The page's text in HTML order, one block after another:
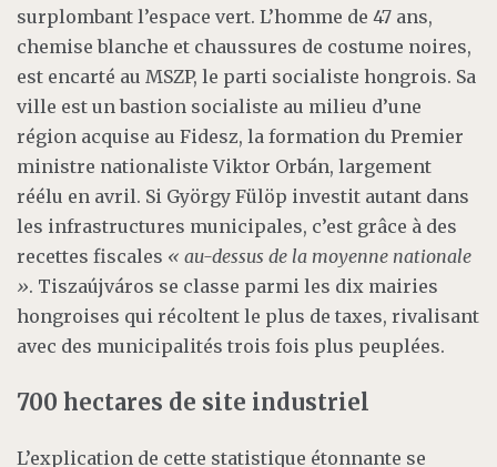
surplombant l’espace vert. L’homme de 47 ans,
chemise blanche et chaussures de costume noires,
est encarté au MSZP, le parti socialiste hongrois. Sa
ville est un bastion socialiste au milieu d’une
région acquise au Fidesz, la formation du Premier
ministre nationaliste Viktor Orbán, largement
réélu en avril. Si György Fülöp investit autant dans
les infrastructures municipales, c’est grâce à des
recettes fiscales « au-dessus de la moyenne nationale
». Tiszaújváros se classe parmi les dix mairies
hongroises qui récoltent le plus de taxes, rivalisant
avec des municipalités trois fois plus peuplées.
700 hectares de site industriel
L’explication de cette statistique étonnante se